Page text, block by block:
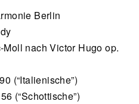
Berlin
nach Victor Hugo op.
(“Italienische”)
(“Schottische”)